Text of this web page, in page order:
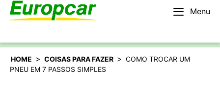
Menu
Português
HOME > COISAS PARA FAZER > COMO TROCAR UM
PNEU EM 7 PASSOS SIMPLES